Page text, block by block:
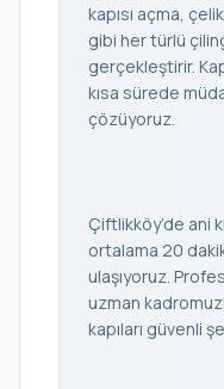
kapısı açma,
gibi her türlü
gerçekleştirir.
kısa sürede
çözüyoruz.
Çiftlikköy’de ani
ortalama 20
ulaşıyoruz.
uzman
kapıları güvenli